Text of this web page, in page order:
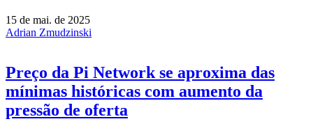
15 de mai. de 2025
Adrian Zmudzinski
Preço da Pi Network se aproxima das
mínimas históricas com aumento da
pressão de oferta